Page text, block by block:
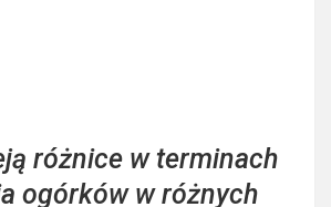
różnice w terminach
ogórków w różnych